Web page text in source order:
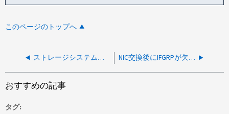
このページのトップへ
ストレージシステムからのICMP ping応答が時折遅延する NIC交換後にIFGRPが欠落
おすすめの記事
タグ